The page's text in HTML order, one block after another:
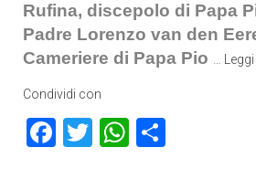
Rufina, discepolo di Papa
Padre Lorenzo van den
Cameriere di Papa Pio
Condividi con
Facebook
TwitterWhatsApp